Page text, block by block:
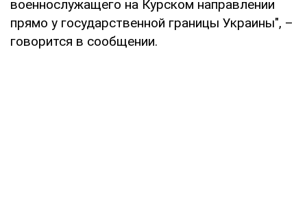
военнослужащего на Курском направлении
прямо у государственной границы Украины", –
говорится в сообщении.